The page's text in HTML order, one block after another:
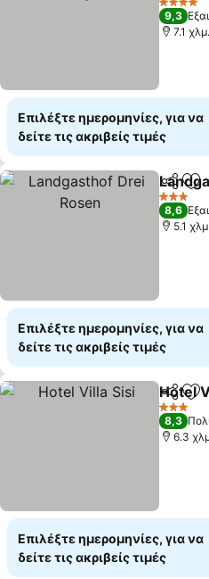
4 Αστέρια
9,3
7.1
Επιλέξτε ημερομηνίες, για να
δείτε τις ακριβείς τιμές
3 Αστέρια
8,6
5.1
Επιλέξτε ημερομηνίες, για να
δείτε τις ακριβείς τιμές
Hotel
3 Αστέρια
8,3
6.3
Επιλέξτε ημερομηνίες, για να
δείτε τις ακριβείς τιμές